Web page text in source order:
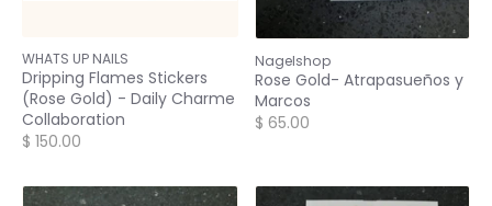
WHATS UP NAILS
Dripping Flames Stickers
(Rose Gold) - Daily Charme
Collaboration
$ 150.00
Nagelshop
Rose Gold- Atrapasueños y
Marcos
$ 65.00